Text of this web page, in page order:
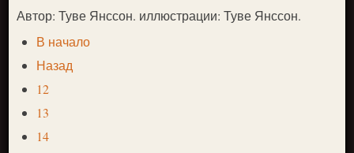
Автор: Туве Янссон. иллюстрации: Туве Янссон.
В начало
Назад
12
13
14